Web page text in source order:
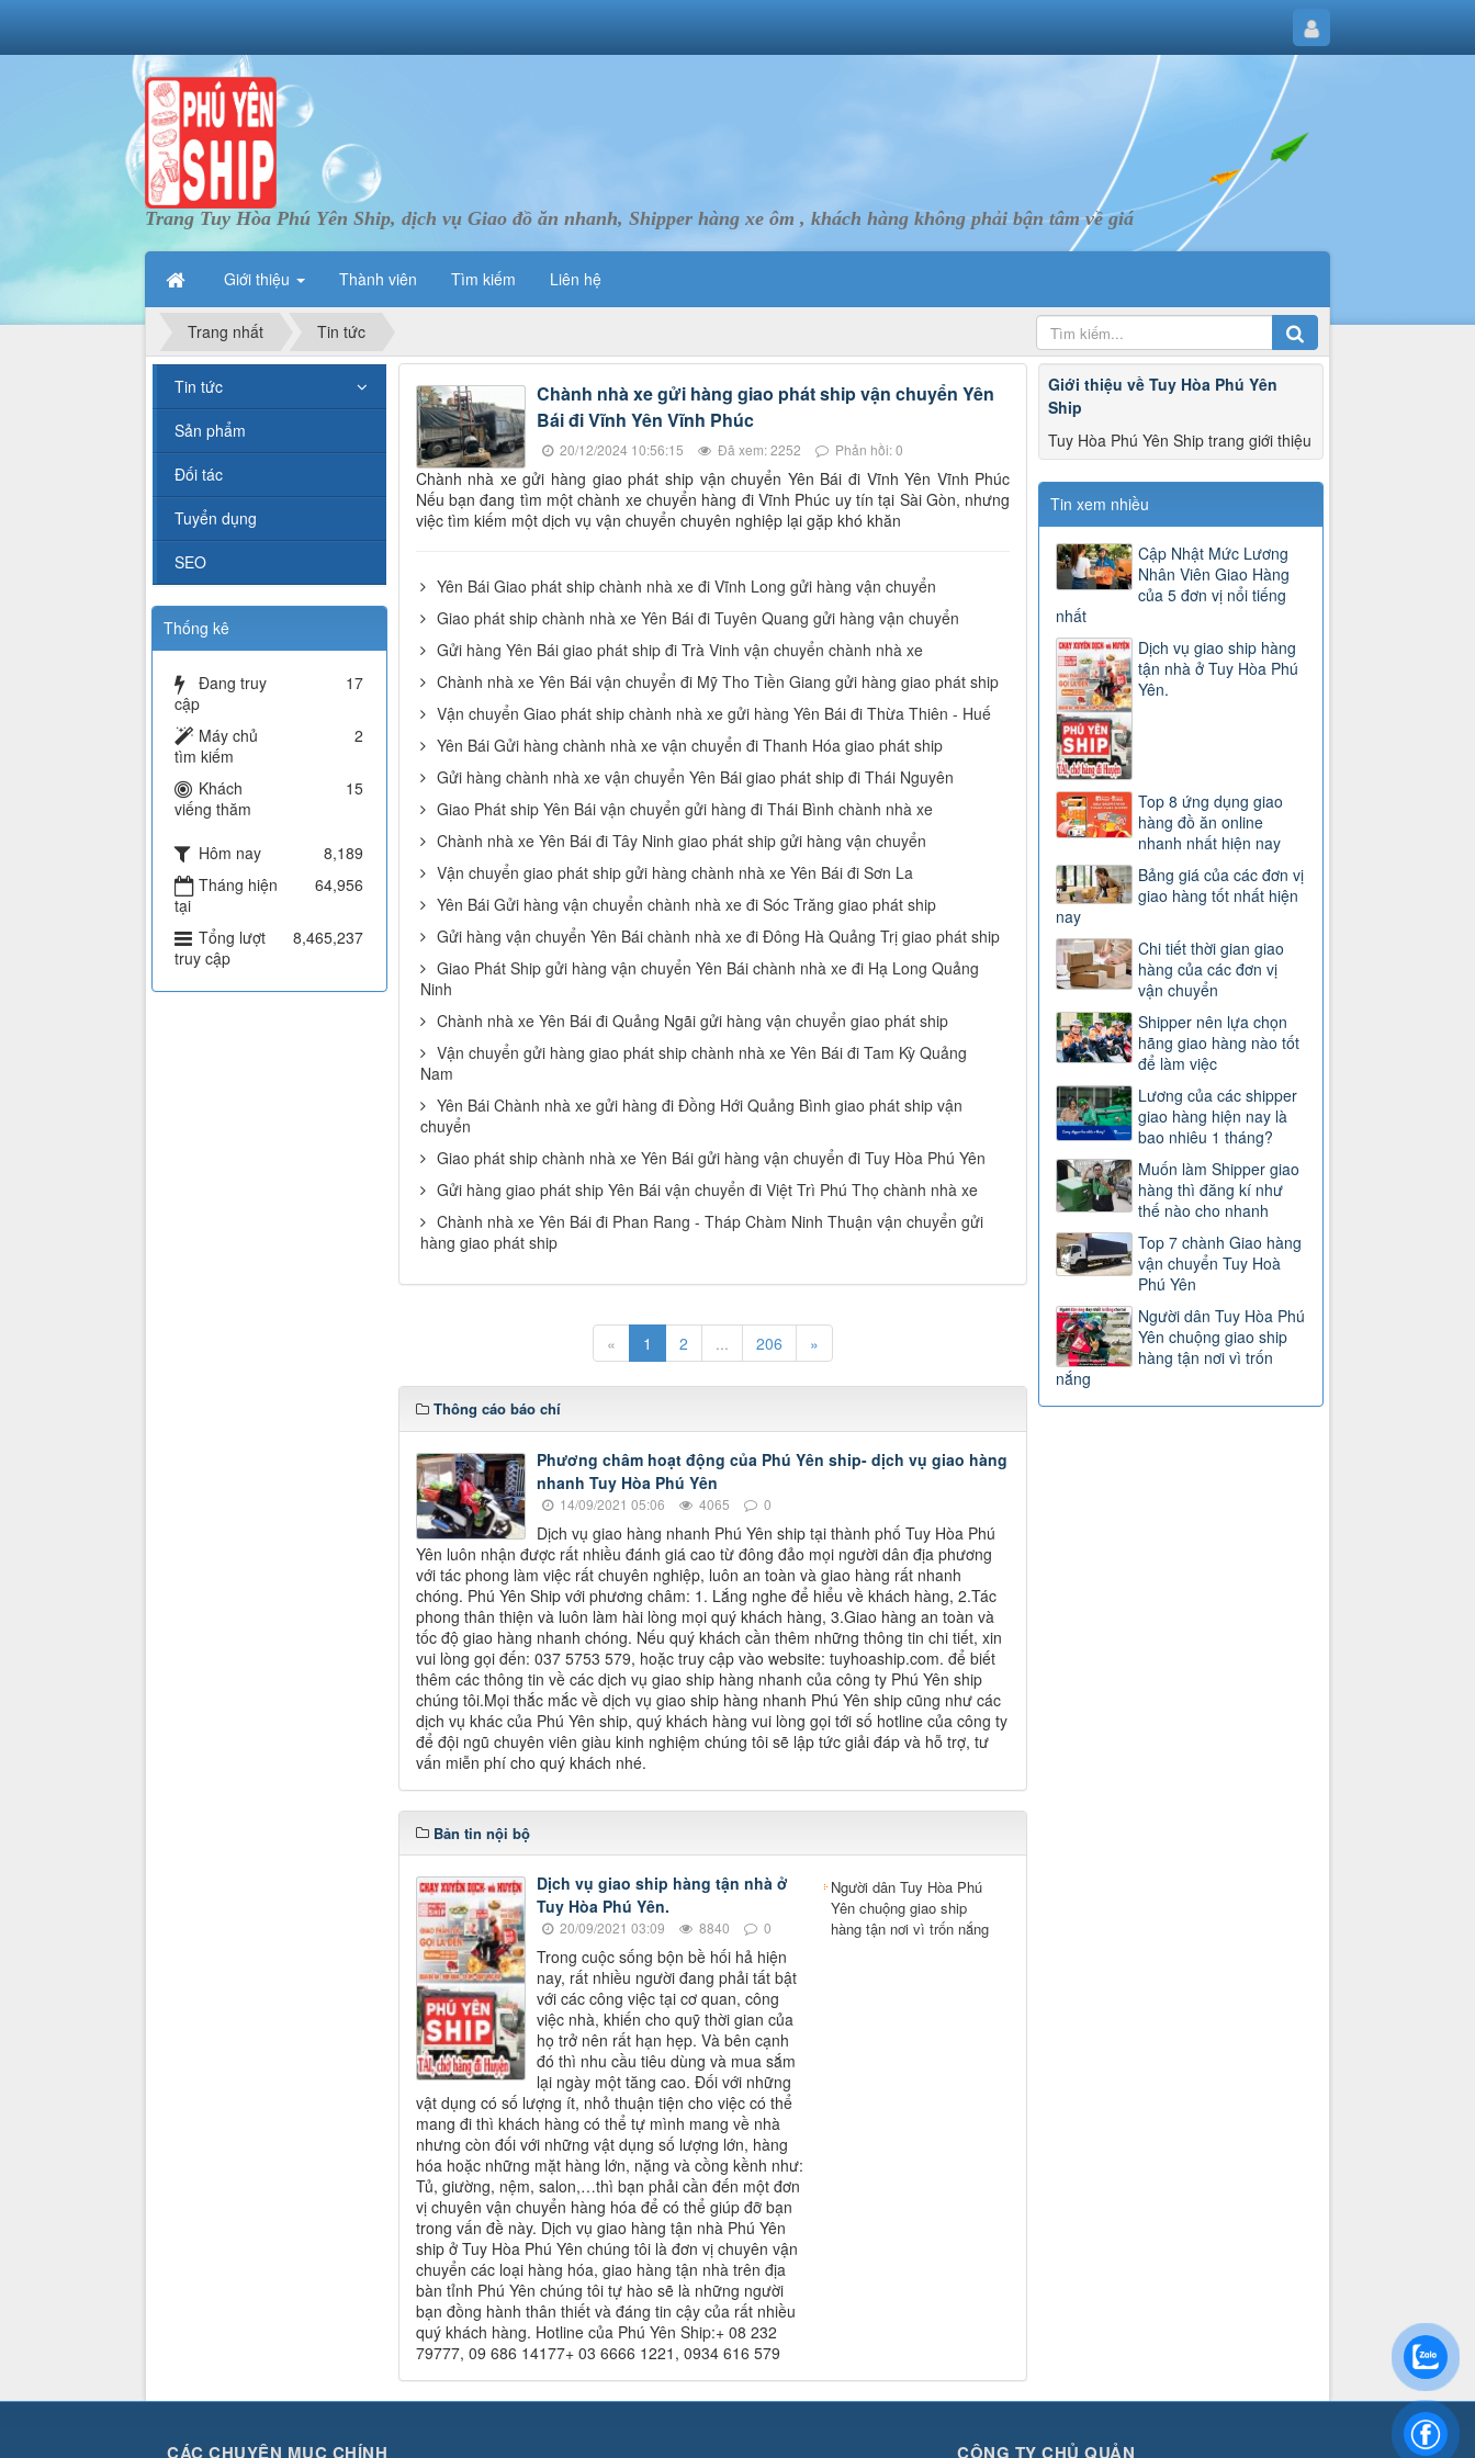
Trang Tuy Hòa Phú Yên Ship, dịch vụ Giao đồ ăn nhanh, Shipper hàng xe ôm , khách hàng không phải bận tâm về giá
Giới thiệu Thành viên Tìm kiếm Liên hệ
Trang nhất Tin tức
Chành nhà xe gửi hàng giao phát ship vận chuyển Yên
Bái đi Vĩnh Yên Vĩnh Phúc
20/12/2024 10:56:15 Đã xem: 2252 Phản hồi: 0
Chành nhà xe gửi hàng giao phát ship vận chuyển Yên Bái đi Vĩnh Yên Vĩnh Phúc
Nếu bạn đang tìm một chành xe chuyển hàng đi Vĩnh Phúc uy tín tại Sài Gòn, nhưng
việc tìm kiếm một dịch vụ vận chuyển chuyên nghiệp lại gặp khó khăn
Yên Bái Giao phát ship chành nhà xe đi Vĩnh Long gửi hàng vận chuyển
Giao phát ship chành nhà xe Yên Bái đi Tuyên Quang gửi hàng vận chuyển
Gửi hàng Yên Bái giao phát ship đi Trà Vinh vận chuyển chành nhà xe
Chành nhà xe Yên Bái vận chuyển đi Mỹ Tho Tiền Giang gửi hàng giao phát ship
Vận chuyển Giao phát ship chành nhà xe gửi hàng Yên Bái đi Thừa Thiên - Huế
Yên Bái Gửi hàng chành nhà xe vận chuyển đi Thanh Hóa giao phát ship
Gửi hàng chành nhà xe vận chuyển Yên Bái giao phát ship đi Thái Nguyên
Giao Phát ship Yên Bái vận chuyển gửi hàng đi Thái Bình chành nhà xe
Chành nhà xe Yên Bái đi Tây Ninh giao phát ship gửi hàng vận chuyển
Vận chuyển giao phát ship gửi hàng chành nhà xe Yên Bái đi Sơn La
Yên Bái Gửi hàng vận chuyển chành nhà xe đi Sóc Trăng giao phát ship
Gửi hàng vận chuyển Yên Bái chành nhà xe đi Đông Hà Quảng Trị giao phát ship
Giao Phát Ship gửi hàng vận chuyển Yên Bái chành nhà xe đi Hạ Long Quảng
Ninh
Chành nhà xe Yên Bái đi Quảng Ngãi gửi hàng vận chuyển giao phát ship
Vận chuyển gửi hàng giao phát ship chành nhà xe Yên Bái đi Tam Kỳ Quảng
Nam
Yên Bái Chành nhà xe gửi hàng đi Đồng Hới Quảng Bình giao phát ship vận
chuyển
Giao phát ship chành nhà xe Yên Bái gửi hàng vận chuyển đi Tuy Hòa Phú Yên
Gửi hàng giao phát ship Yên Bái vận chuyển đi Việt Trì Phú Thọ chành nhà xe
Chành nhà xe Yên Bái đi Phan Rang - Tháp Chàm Ninh Thuận vận chuyển gửi
hàng giao phát ship
« 1 2 ... 206 »
Thông cáo báo chí
Phương châm hoạt động của Phú Yên ship- dịch vụ giao hàng
nhanh Tuy Hòa Phú Yên
14/09/2021 05:06 4065 0
Dịch vụ giao hàng nhanh Phú Yên ship tại thành phố Tuy Hòa Phú
Yên luôn nhận được rất nhiều đánh giá cao từ đông đảo mọi người dân địa phương
với tác phong làm việc rất chuyên nghiệp, luôn an toàn và giao hàng rất nhanh
chóng. Phú Yên Ship với phương châm: 1. Lắng nghe để hiểu về khách hàng, 2.Tác
phong thân thiện và luôn làm hài lòng mọi quý khách hàng, 3.Giao hàng an toàn và
tốc độ giao hàng nhanh chóng. Nếu quý khách cần thêm những thông tin chi tiết, xin
vui lòng gọi đến: 037 5753 579, hoặc truy cập vào website: tuyhoaship.com. để biết
thêm các thông tin về các dịch vụ giao ship hàng nhanh của công ty Phú Yên ship
chúng tôi.Mọi thắc mắc về dịch vụ giao ship hàng nhanh Phú Yên ship cũng như các
dịch vụ khác của Phú Yên ship, quý khách hàng vui lòng gọi tới số hotline của công ty
để đội ngũ chuyên viên giàu kinh nghiệm chúng tôi sẽ lập tức giải đáp và hỗ trợ, tư
vấn miễn phí cho quý khách nhé.
Bản tin nội bộ
Dịch vụ giao ship hàng tận nhà ở
Tuy Hòa Phú Yên.
20/09/2021 03:09 8840 0
Trong cuộc sống bộn bề hối hả hiện
nay, rất nhiều người đang phải tất bật
với các công việc tại cơ quan, công
việc nhà, khiến cho quỹ thời gian của
họ trở nên rất hạn hẹp. Và bên cạnh
đó thì nhu cầu tiêu dùng và mua sắm
lại ngày một tăng cao. Đối với những
vật dụng có số lượng ít, nhỏ thuận tiện cho việc có thể
mang đi thì khách hàng có thể tự mình mang về nhà
nhưng còn đối với những vật dụng số lượng lớn, hàng
hóa hoặc những mặt hàng lớn, nặng và cồng kềnh như:
Tủ, giường, nệm, salon,…thì bạn phải cần đến một đơn
vị chuyên vận chuyển hàng hóa để có thể giúp đỡ bạn
trong vấn đề này. Dịch vụ giao hàng tận nhà Phú Yên
ship ở Tuy Hòa Phú Yên chúng tôi là đơn vị chuyên vận
chuyển các loại hàng hóa, giao hàng tận nhà trên địa
bàn tỉnh Phú Yên chúng tôi tự hào sẽ là những người
bạn đồng hành thân thiết và đáng tin cậy của rất nhiều
quý khách hàng. Hotline của Phú Yên Ship:+ 08 232
79777, 09 686 14177+ 03 6666 1221, 0934 616 579
Người dân Tuy Hòa Phú
Yên chuộng giao ship
hàng tận nơi vì trốn nắng
Giới thiệu về Tuy Hòa Phú Yên
Ship
Tuy Hòa Phú Yên Ship trang giới thiệu
Tin xem nhiều
Cập Nhật Mức Lương
Nhân Viên Giao Hàng
của 5 đơn vị nổi tiếng
nhất
Dịch vụ giao ship hàng
tận nhà ở Tuy Hòa Phú
Yên.
Top 8 ứng dụng giao
hàng đồ ăn online
nhanh nhất hiện nay
Bảng giá của các đơn vị
giao hàng tốt nhất hiện
nay
Chi tiết thời gian giao
hàng của các đơn vị
vận chuyển
Shipper nên lựa chọn
hãng giao hàng nào tốt
để làm việc
Lương của các shipper
giao hàng hiện nay là
bao nhiêu 1 tháng?
Muốn làm Shipper giao
hàng thì đăng kí như
thế nào cho nhanh
Top 7 chành Giao hàng
vận chuyển Tuy Hoà
Phú Yên
Người dân Tuy Hòa Phú
Yên chuộng giao ship
hàng tận nơi vì trốn
nắng
Tin tức
Sản phẩm
Đối tác
Tuyển dụng
SEO
Thống kê
Đang truy
cập
17
Máy chủ
tìm kiếm
2
Khách
viếng thăm
15
Hôm nay
8,189
Tháng hiện
tại
64,956
Tổng lượt
truy cập
8,465,237
CÁC CHUYÊN MỤC CHÍNH CÔNG TY CHỦ QUẢN